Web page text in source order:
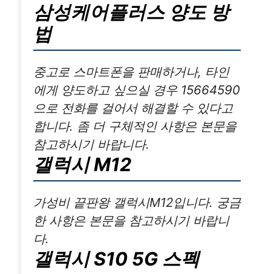
삼성케어플러스 양도 방
법
중고로 스마트폰을 판매하거나, 타인
에게 양도하고 싶으실 경우 15664590
으로 전화를 걸어서 해결할 수 있다고
합니다. 좀 더 구체적인 사항은 본문을
참고하시기 바랍니다.
갤럭시 M12
가성비 끝판왕 갤럭시M12입니다. 궁금
한 사항은 본문을 참고하시기 바랍니
다.
갤럭시 S10 5G 스펙